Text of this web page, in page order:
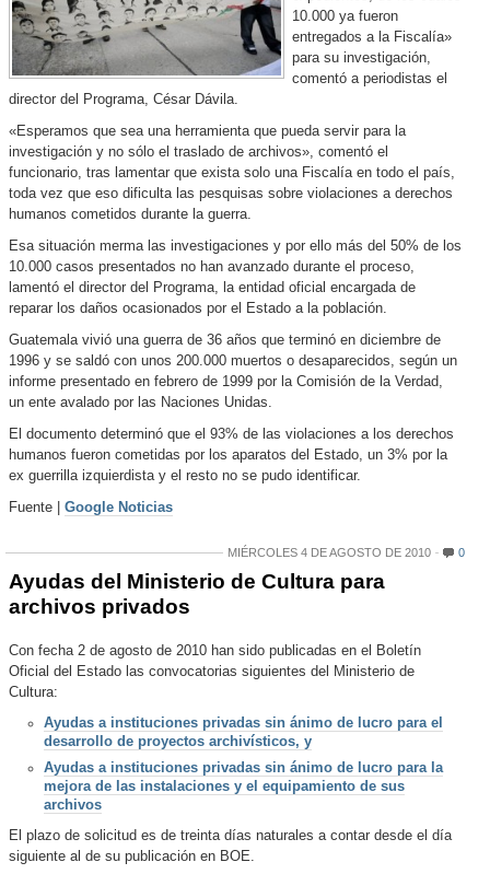
10.000 ya fueron
entregados a la Fiscalía»
para su investigación,
comentó a periodistas el
director del Programa, César Dávila.
«Esperamos que sea una herramienta que pueda servir para la
investigación y no sólo el traslado de archivos», comentó el
funcionario, tras lamentar que exista solo una Fiscalía en todo el país,
toda vez que eso dificulta las pesquisas sobre violaciones a derechos
humanos cometidos durante la guerra.
Esa situación merma las investigaciones y por ello más del 50% de los
10.000 casos presentados no han avanzado durante el proceso,
lamentó el director del Programa, la entidad oficial encargada de
reparar los daños ocasionados por el Estado a la población.
Guatemala vivió una guerra de 36 años que terminó en diciembre de
1996 y se saldó con unos 200.000 muertos o desaparecidos, según un
informe presentado en febrero de 1999 por la Comisión de la Verdad,
un ente avalado por las Naciones Unidas.
El documento determinó que el 93% de las violaciones a los derechos
humanos fueron cometidas por los aparatos del Estado, un 3% por la
ex guerrilla izquierdista y el resto no se pudo identificar.
Fuente | Google Noticias
MIÉRCOLES 4 DE AGOSTO DE 2010 0
Ayudas del Ministerio de Cultura para
archivos privados
Con fecha 2 de agosto de 2010 han sido publicadas en el Boletín
Oficial del Estado las convocatorias siguientes del Ministerio de
Cultura:
Ayudas a instituciones privadas sin ánimo de lucro para el
desarrollo de proyectos archivísticos, y
Ayudas a instituciones privadas sin ánimo de lucro para la
mejora de las instalaciones y el equipamiento de sus
archivos
El plazo de solicitud es de treinta días naturales a contar desde el día
siguiente al de su publicación en BOE.